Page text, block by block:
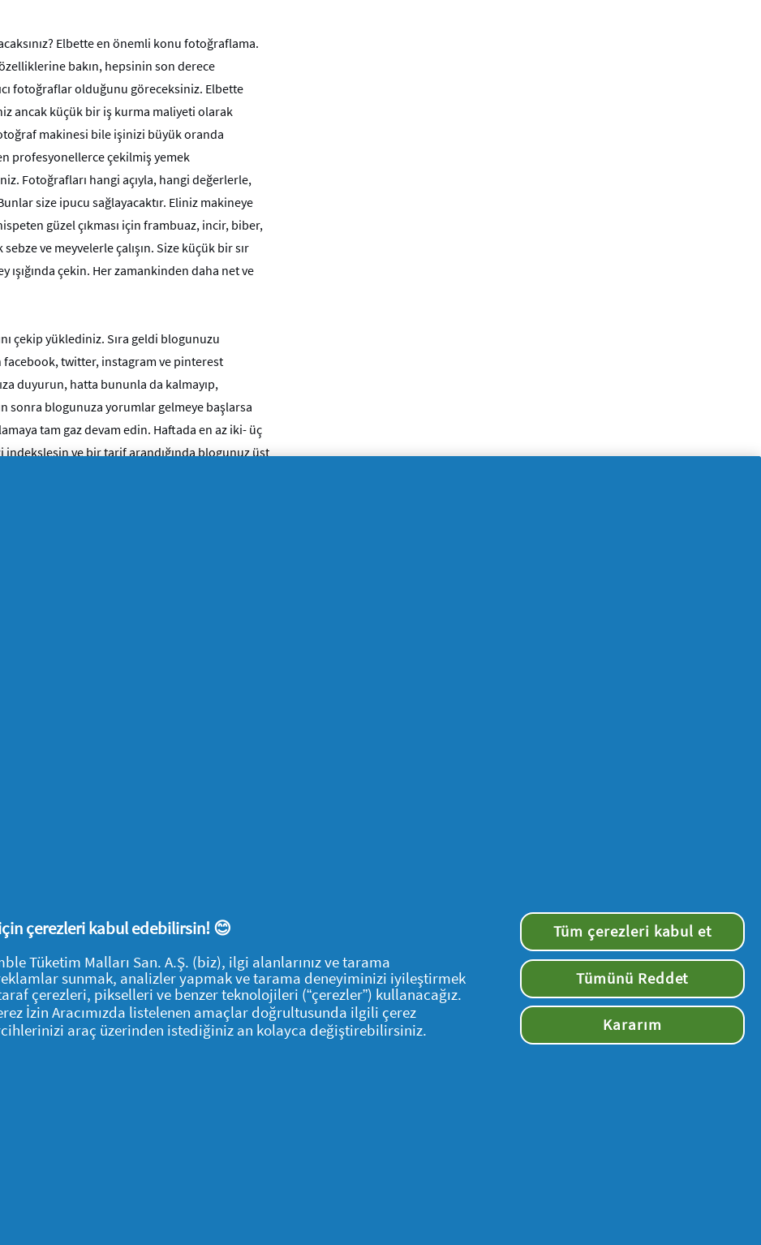
Elbette en önemli konu fotoğraflama.
bakın, hepsinin son derece
fotoğraflar olduğunu göreceksiniz. Elbette
ancak küçük bir iş kurma maliyeti olarak
makinesi bile işinizi büyük oranda
profesyonellerce çekilmiş yemek
Fotoğrafları hangi açıyla, hangi değerlerle,
size ipucu sağlayacaktır. Eliniz makineye
güzel çıkması için frambuaz, incir, biber,
ve meyvelerle çalışın. Size küçük bir sır
ışığında çekin. Her zamankinden daha net ve
çekip yüklediniz. Sıra geldi blogunuzu
twitter, instagram ve pinterest
duyurun, hatta bununla da kalmayıp,
sonra blogunuza yorumlar gelmeye başlarsa
tam gaz devam edin. Haftada en az iki- üç
ve bir tarif arandığında blogunuz üst
işinizi şansa bırakmamış olursunuz.
olmalı?
malzemeleri kullanıyorsunuz?
çerezleri kabul edebilirsin! 😊
Tüketim Malları San. A.Ş. (biz), ilgi alanlarınız ve tarama
sunmak, analizler yapmak ve tarama deneyiminizi iyileştirmek
çerezleri, pikselleri ve benzer teknolojileri (“çerezler”) kullanacağız.
İzin Aracımızda listelenen amaçlar doğrultusunda ilgili çerez
araç üzerinden istediğiniz an kolayca değiştirebilirsiniz.
Tüm çerezleri kabul et
Tümünü Reddet
Kararım